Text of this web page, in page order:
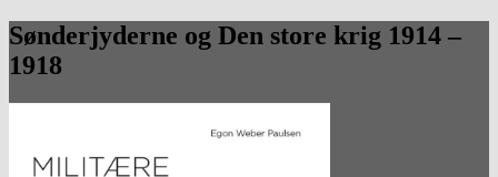
Sønderjyderne og Den store krig 1914 –
1918